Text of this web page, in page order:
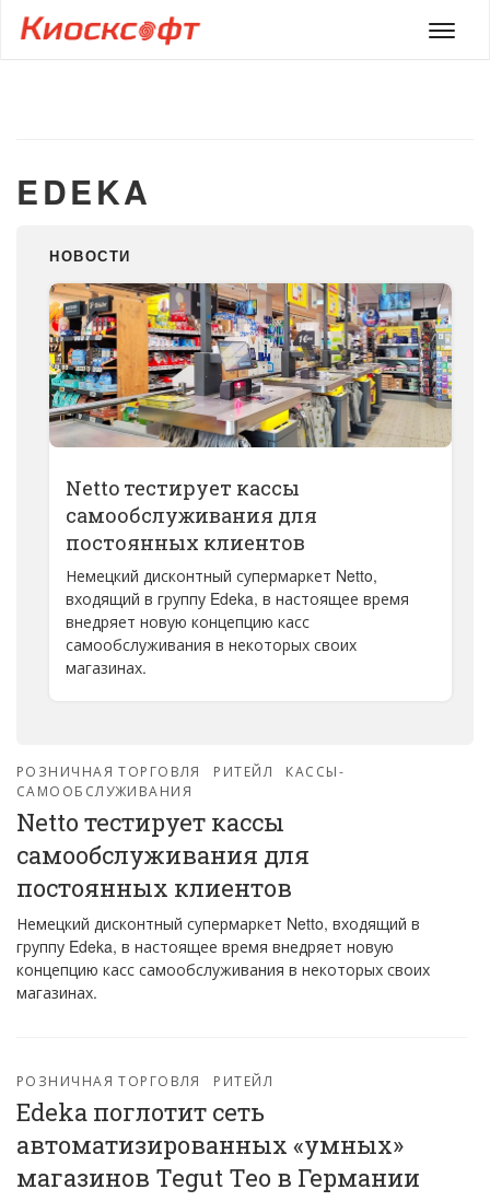
Меню
EDEKA
НОВОСТИ
Netto тестирует кассы
самообслуживания для
постоянных клиентов
Немецкий дисконтный супермаркет Netto,
входящий в группу Edeka, в настоящее время
внедряет новую концепцию касс
самообслуживания в некоторых своих
магазинах.
РОЗНИЧНАЯ ТОРГОВЛЯ РИТЕЙЛ
КАССЫ-
САМООБСЛУЖИВАНИЯ
Netto тестирует кассы
самообслуживания для
постоянных клиентов
Немецкий дисконтный супермаркет Netto, входящий в
группу Edeka, в настоящее время внедряет новую
концепцию касс самообслуживания в некоторых своих
магазинах.
РОЗНИЧНАЯ ТОРГОВЛЯ РИТЕЙЛ
Edeka поглотит сеть
автоматизированных «умных»
магазинов Tegut Teo в Германии